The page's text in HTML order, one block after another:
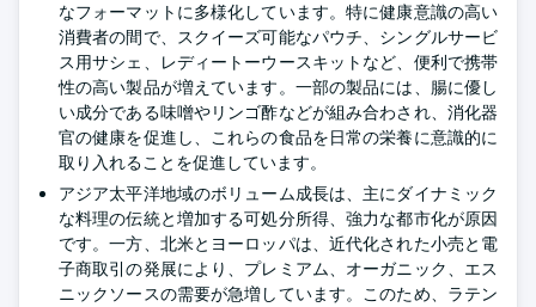
なフォーマットに多様化しています。特に健康意識の高い
消費者の間で、スクイーズ可能なパウチ、シングルサービ
ス用サシェ、レディートーウースキットなど、便利で携帯
性の高い製品が増えています。一部の製品には、腸に優し
い成分である味噌やリンゴ酢などが組み合わされ、消化器
官の健康を促進し、これらの食品を日常の栄養に意識的に
取り入れることを促進しています。
アジア太平洋地域のボリューム成長は、主にダイナミック
な料理の伝統と増加する可処分所得、強力な都市化が原因
です。一方、北米とヨーロッパは、近代化された小売と電
子商取引の発展により、プレミアム、オーガニック、エス
ニックソースの需要が急増しています。このため、ラテン